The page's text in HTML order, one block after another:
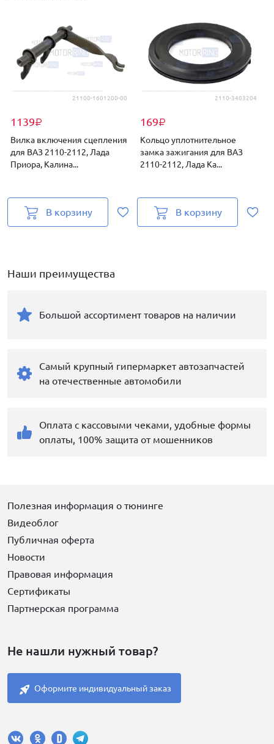
21100-1601200-00
1139₽
Вилка включения сцепления
для ВАЗ 2110-2112, Лада
Приора, Калина...
В корзину
2110-3403204
169₽
Кольцо уплотнительное
замка зажигания для ВАЗ
2110-2112, Лада Ка...
В корзину
Наши преимущества
Большой ассортимент товаров на наличии
Самый крупный гипермаркет автозапчастей
на отечественные автомобили
Оплата с кассовыми чеками, удобные формы
оплаты, 100% защита от мошенников
Полезная информация о тюнинге
Видеоблог
Публичная оферта
Новости
Правовая информация
Сертификаты
Партнерская программа
Не нашли нужный товар?
Оформите индивидуальный заказ